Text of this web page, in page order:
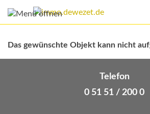
Das gewünschte Objekt kann nicht
Telefon
0 51 51 / 200 0